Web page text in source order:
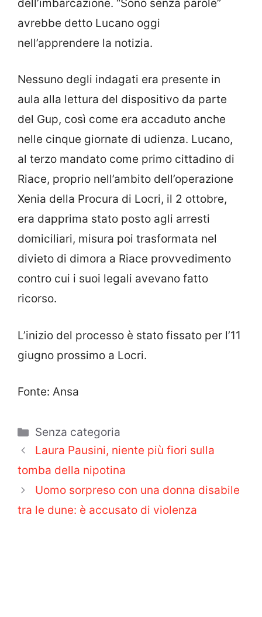
dell’imbarcazione. “Sono senza parole”
avrebbe detto Lucano oggi
nell’apprendere la notizia.
Nessuno degli indagati era presente in
aula alla lettura del dispositivo da parte
del Gup, così come era accaduto anche
nelle cinque giornate di udienza. Lucano,
al terzo mandato come primo cittadino di
Riace, proprio nell’ambito dell’operazione
Xenia della Procura di Locri, il 2 ottobre,
era dapprima stato posto agli arresti
domiciliari, misura poi trasformata nel
divieto di dimora a Riace provvedimento
contro cui i suoi legali avevano fatto
ricorso.
L’inizio del processo è stato fissato per l’11
giugno prossimo a Locri.
Fonte: Ansa
Categorie
Senza categoria
Laura Pausini, niente più fiori sulla
tomba della nipotina
Uomo sorpreso con una donna disabile
tra le dune: è accusato di violenza